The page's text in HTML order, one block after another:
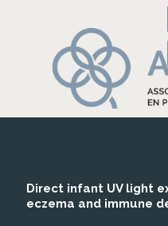
Direct infant UV light
eczema and immune